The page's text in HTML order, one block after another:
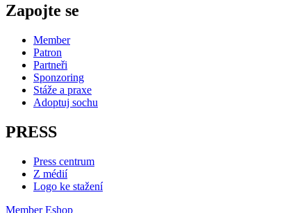
Zapojte se
Member
Patron
Partneři
Sponzoring
Stáže a praxe
Adoptuj sochu
PRESS
Press centrum
Z médií
Logo ke stažení
Member Eshop